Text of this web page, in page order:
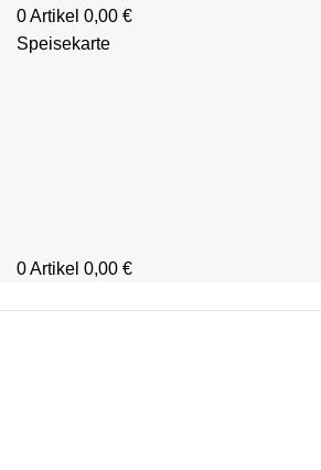
0Artikel 0,00 €
Speisekarte
0Artikel 0,00 €